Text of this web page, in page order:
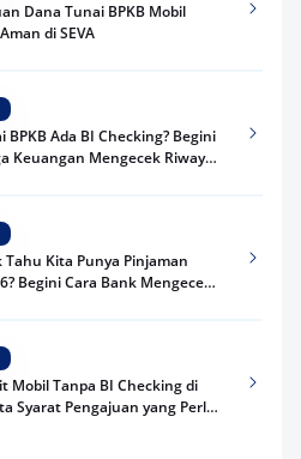
Dana Tunai BPKB Mobil
di SEVA
BPKB Ada BI Checking? Begini
Keuangan Mengecek Riwayat
Tahu Kita Punya Pinjaman
Begini Cara Bank Mengecek
Mobil Tanpa BI Checking di
Syarat Pengajuan yang Perlu